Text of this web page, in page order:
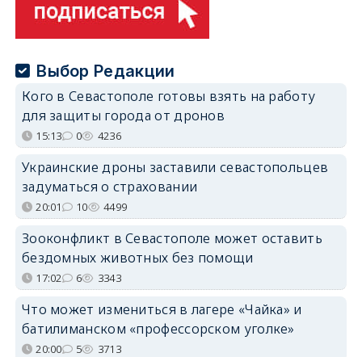
Выбор Редакции
Кого в Севастополе готовы взять на работу
для защиты города от дронов
15:13 0 4236
Украинские дроны заставили севастопольцев
задуматься о страховании
20:01 10 4499
Зооконфликт в Севастополе может оставить
бездомных животных без помощи
17:02 6 3343
Что может измениться в лагере «Чайка» и
батилиманском «профессорском уголке»
20:00 5 3713